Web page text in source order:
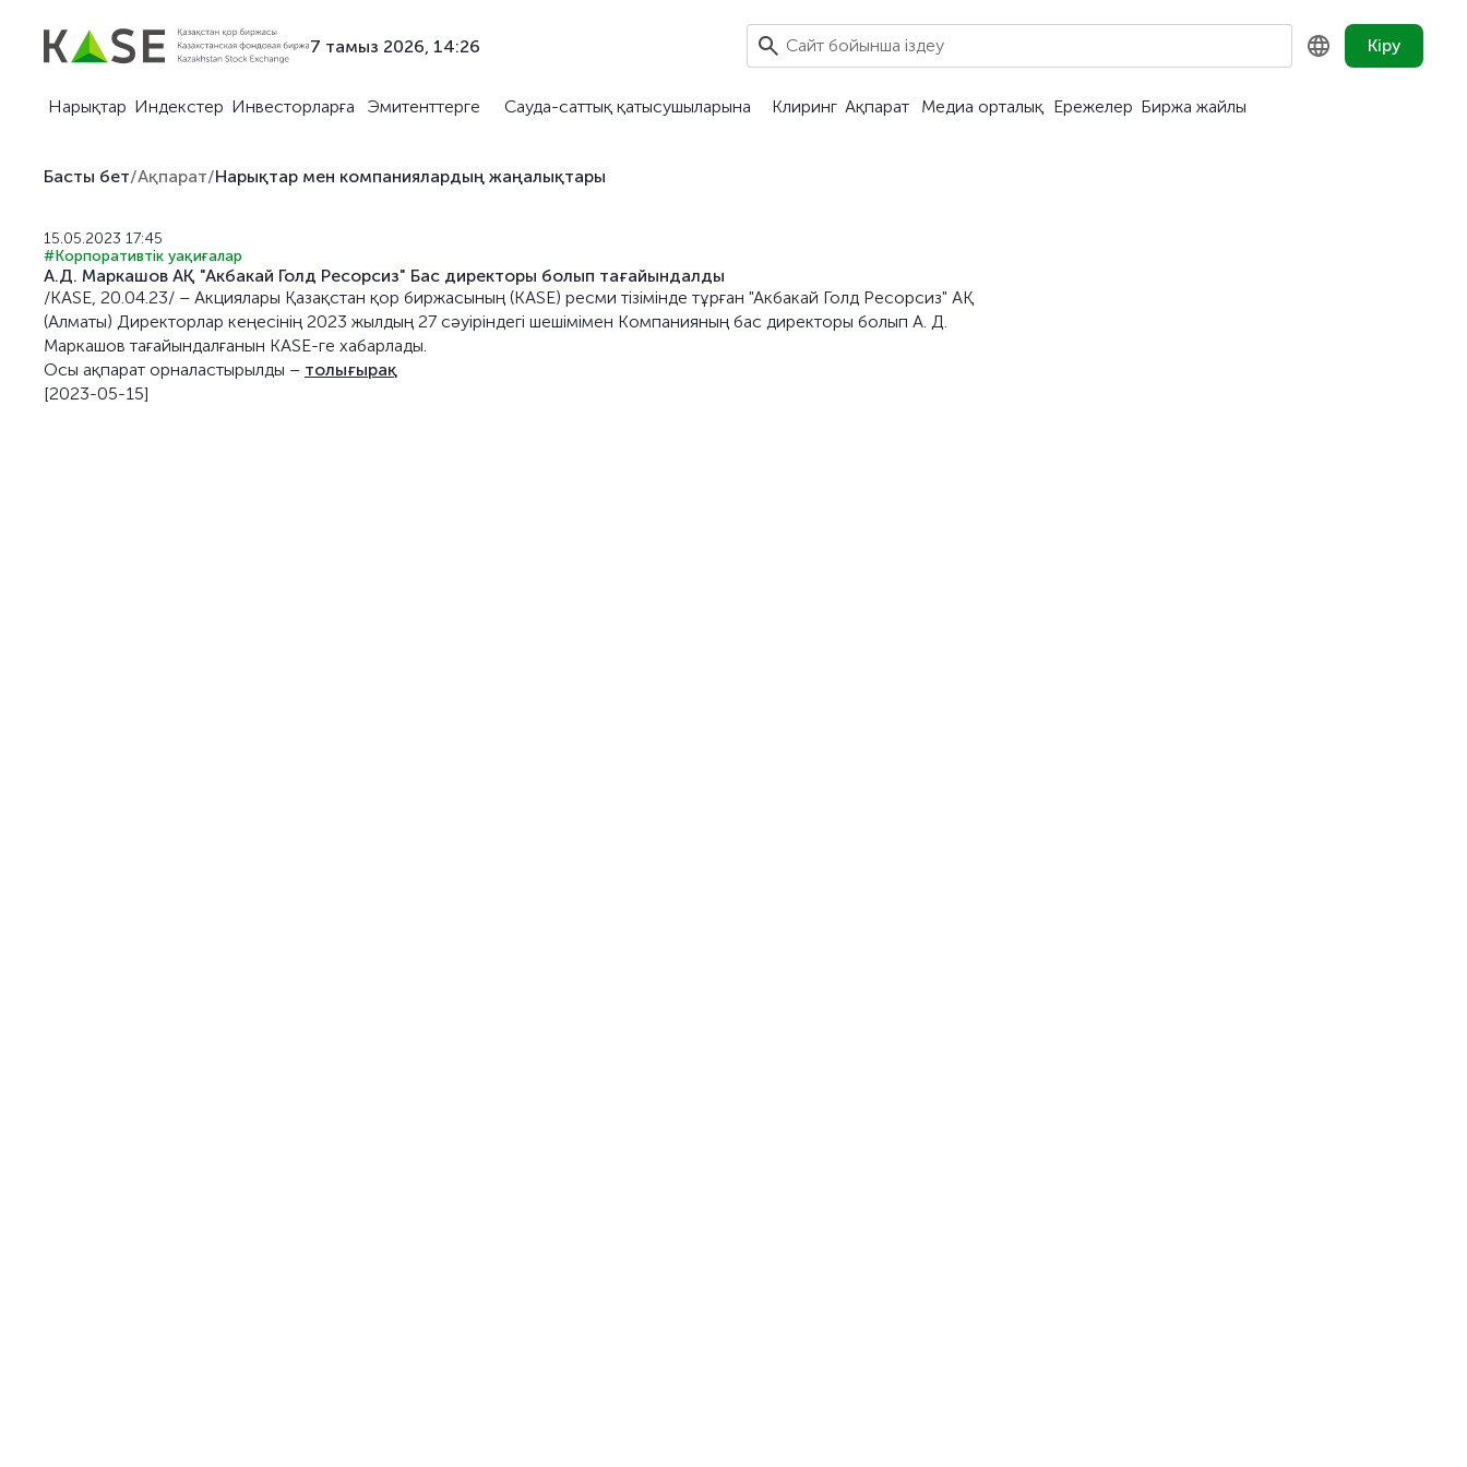
7 тамыз 2026, 14:26 Кіру
Нарықтар Индекстер Инвесторларға Эмитенттерге Сауда-саттық қатысушыларына Клиринг Ақпарат Медиа орталық Ережелер Биржа жайлы
Басты бет/Ақпарат/Нарықтар мен компаниялардың жаңалықтары
15.05.2023 17:45
#Корпоративтік уақиғалар
А.Д. Маркашов АҚ "Акбакай Голд Ресорсиз" Бас директоры болып тағайындалды
/KASE, 20.04.23/ – Акциялары Қазақстан қор биржасының (KASE) ресми тізімінде тұрған "Акбакай Голд Ресорсиз" АҚ
(Алматы) Директорлар кеңесінің 2023 жылдың 27 сәуіріндегі шешімімен Компанияның бас директоры болып А. Д.
Маркашов тағайындалғанын KASE-ге хабарлады.
Осы ақпарат орналастырылды – толығырақ
[2023-05-15]